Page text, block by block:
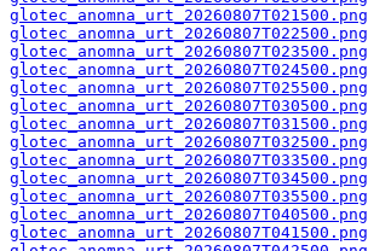
glotec_anomna_urt_20260807T021500.png
glotec_anomna_urt_20260807T022500.png
glotec_anomna_urt_20260807T023500.png
glotec_anomna_urt_20260807T024500.png
glotec_anomna_urt_20260807T025500.png
glotec_anomna_urt_20260807T030500.png
glotec_anomna_urt_20260807T031500.png
glotec_anomna_urt_20260807T032500.png
glotec_anomna_urt_20260807T033500.png
glotec_anomna_urt_20260807T034500.png
glotec_anomna_urt_20260807T035500.png
glotec_anomna_urt_20260807T040500.png
glotec_anomna_urt_20260807T041500.png